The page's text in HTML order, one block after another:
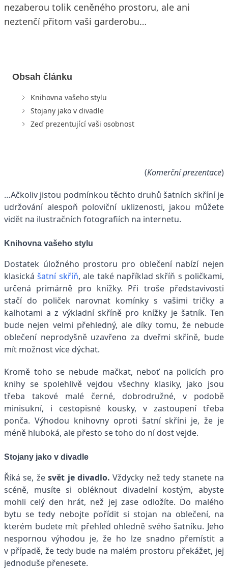
nezaberou tolik ceněného prostoru, ale ani
neztenčí přitom vaši garderobu…
Obsah článku
Knihovna vašeho stylu
Stojany jako v divadle
Zeď prezentující vaši osobnost
(Komerční prezentace)
…Ačkoliv jistou podmínkou těchto druhů šatních skříní je
udržování alespoň poloviční uklizenosti, jakou můžete
vidět na ilustračních fotografiích na internetu.
Knihovna vašeho stylu
Dostatek úložného prostoru pro oblečení nabízí nejen
klasickášatní skříň, ale také například skříň s poličkami,
určená primárně pro knížky. Při troše představivosti
stačí do poliček narovnat komínky s vašimi tričky a
kalhotami a z výkladní skříně pro knížky je šatník. Ten
bude nejen velmi přehledný, ale díky tomu, že nebude
oblečení neprodyšně uzavřeno za dveřmi skříně, bude
mít možnost více dýchat.
Kromě toho se nebude mačkat, neboť na policích pro
knihy se spolehlivě vejdou všechny klasiky, jako jsou
třeba takové malé černé, dobrodružné, v podobě
minisukní, i cestopisné kousky, v zastoupení třeba
ponča. Výhodou knihovny oproti šatní skříni je, že je
méně hluboká, ale přesto se toho do ní dost vejde.
Stojany jako v divadle
Říká se, žesvět je divadlo. Vždycky než tedy stanete na
scéně, musíte si obléknout divadelní kostým, abyste
mohli celý den hrát, než jej zase odložíte. Do malého
bytu se tedy nebojte pořídit si stojan na oblečení, na
kterém budete mít přehled ohledně svého šatníku. Jeho
nespornou výhodou je, že ho lze snadno přemístit a
v případě, že tedy bude na malém prostoru překážet, jej
jednoduše přenesete.